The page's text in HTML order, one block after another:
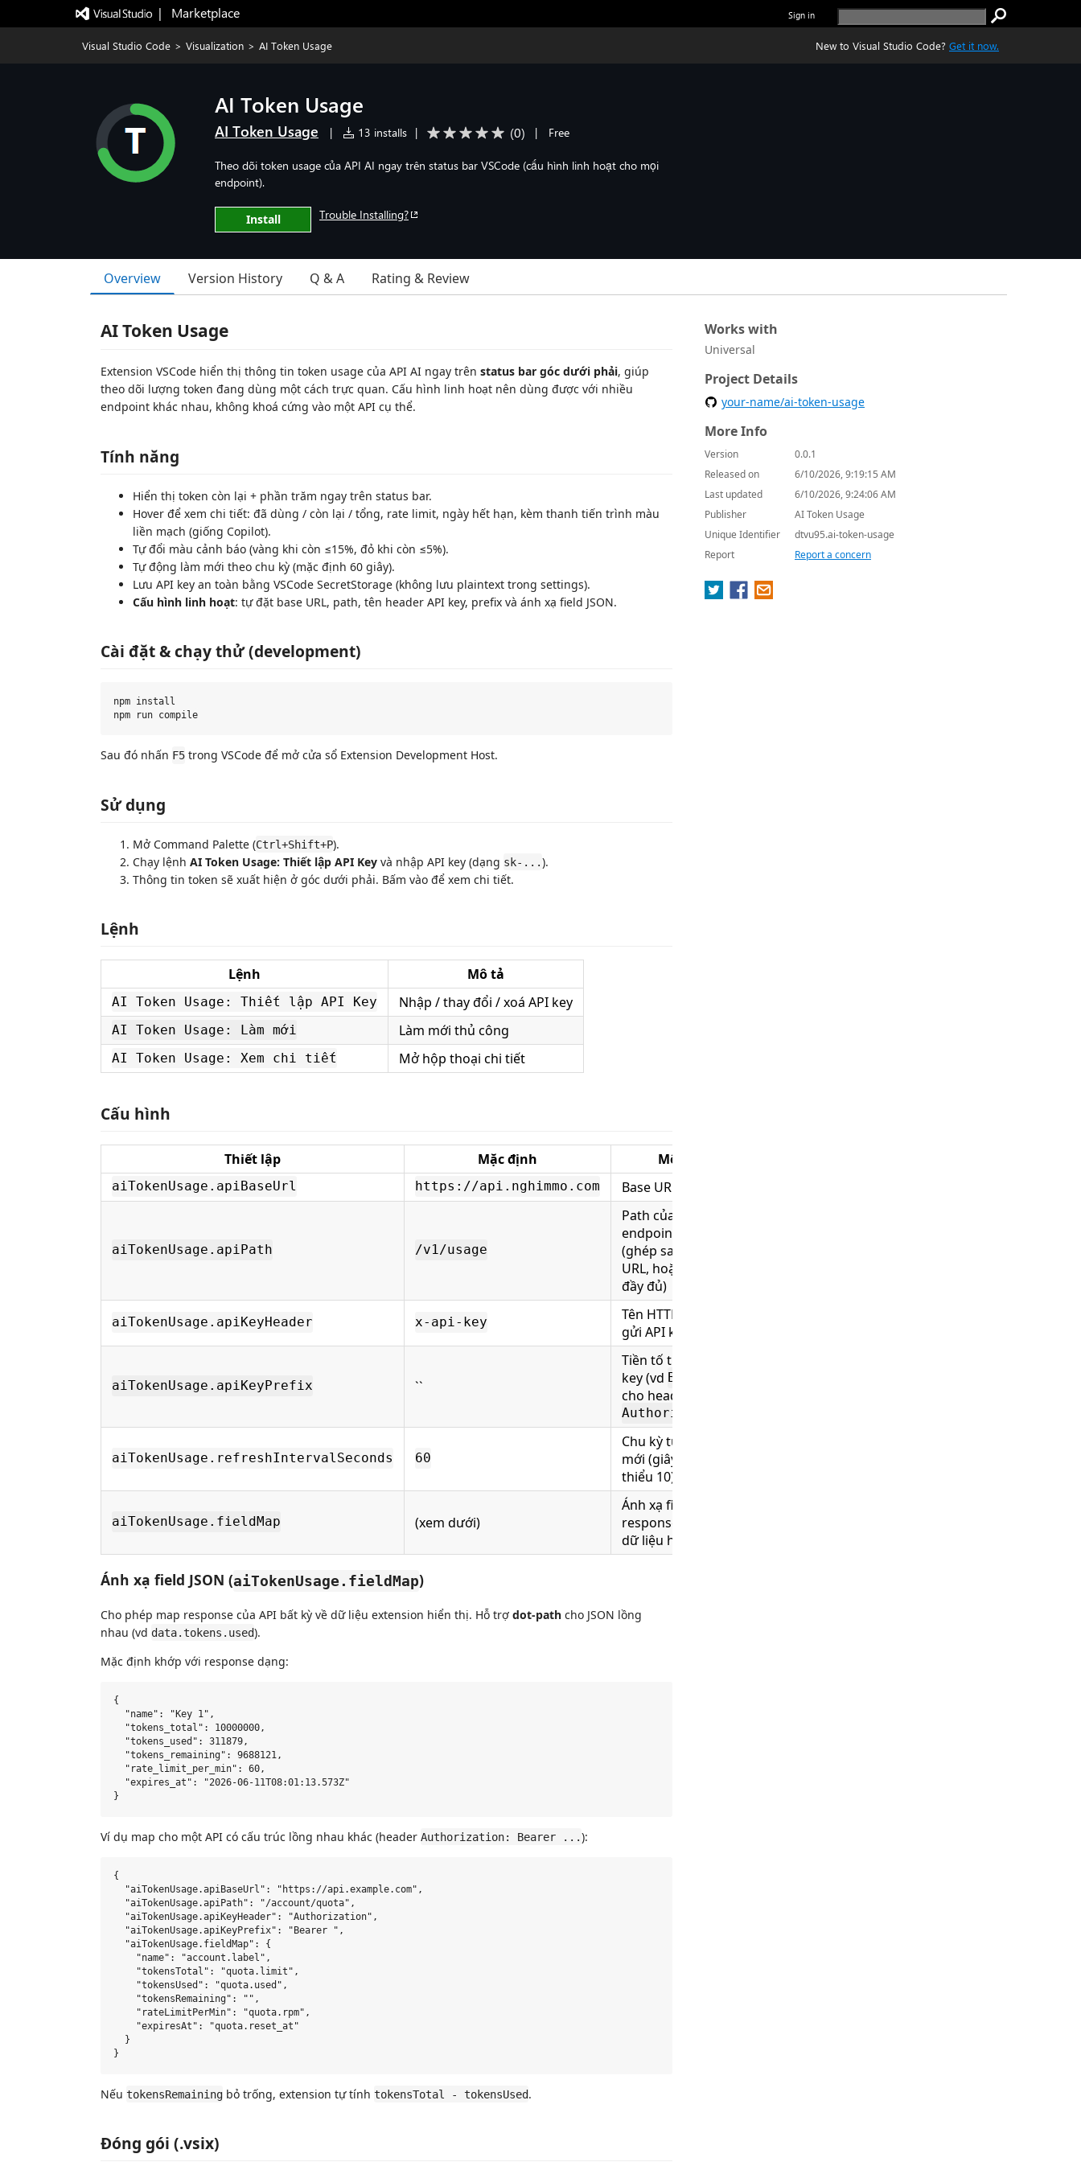
|   Marketplace Sign in
Visual Studio Code > Visualization > AI Token Usage New to Visual Studio Code? Get it now.
AI Token Usage
AI Token Usage | 13 installs | (0) | Free
Theo dõi token usage của API AI ngay trên status bar VSCode (cấu hình linh hoạt cho mọi
endpoint).
Install Trouble Installing?
Overview Version History Q & A Rating & Review
AI Token Usage
Extension VSCode hiển thị thông tin token usage của API AI ngay trên status bar góc dưới phải, giúp
theo dõi lượng token đang dùng một cách trực quan. Cấu hình linh hoạt nên dùng được với nhiều
endpoint khác nhau, không khoá cứng vào một API cụ thể.
Tính năng
Hiển thị token còn lại + phần trăm ngay trên status bar.
Hover để xem chi tiết: đã dùng / còn lại / tổng, rate limit, ngày hết hạn, kèm thanh tiến trình màu
liền mạch (giống Copilot).
Tự đổi màu cảnh báo (vàng khi còn ≤15%, đỏ khi còn ≤5%).
Tự động làm mới theo chu kỳ (mặc định 60 giây).
Lưu API key an toàn bằng VSCode SecretStorage (không lưu plaintext trong settings).
Cấu hình linh hoạt: tự đặt base URL, path, tên header API key, prefix và ánh xạ field JSON.
Cài đặt & chạy thử (development)
npm install
Sau đó nhấn F5 trong VSCode để mở cửa sổ Extension Development Host.
Sử dụng
Mở Command Palette (Ctrl+Shift+P).
Chạy lệnh AI Token Usage: Thiết lập API Key và nhập API key (dạng sk-...).
Thông tin token sẽ xuất hiện ở góc dưới phải. Bấm vào để xem chi tiết.
Lệnh
Lệnh Mô tả
AI Token Usage: Thiết lập API Key Nhập / thay đổi / xoá API key
AI Token Usage: Làm mới Làm mới thủ công
AI Token Usage: Xem chi tiết Mở hộp thoại chi tiết
Cấu hình
Thiết lập Mặc định Mô tả
aiTokenUsage.apiBaseUrl https://api.nghimmo.com Base URL của API
aiTokenUsage.apiPath /v1/usage
Path của
endpoint usage
(ghép sau base
URL, hoặc URL
đầy đủ)
aiTokenUsage.apiKeyHeader x-api-key
Tên HTTP header
gửi API key
aiTokenUsage.apiKeyPrefix ``
Tiền tố trước API
key (vd Bearer
cho header
Authorization
aiTokenUsage.refreshIntervalSeconds 60
Chu kỳ tự làm
mới (giây, tối
thiểu 10)
aiTokenUsage.fieldMap (xem dưới)
Ánh xạ field JSON
response sang
dữ liệu hiển thị
Ánh xạ field JSON (aiTokenUsage.fieldMap)
Cho phép map response của API bất kỳ về dữ liệu extension hiển thị. Hỗ trợ dot-path cho JSON lồng
nhau (vd data.tokens.used).
Mặc định khớp với response dạng:
{
  "name": "Key 1",
  "tokens_total": 10000000,
  "tokens_used": 311879,
  "tokens_remaining": 9688121,
  "rate_limit_per_min": 60,
  "expires_at": "2026-06-11T08:01:13.573Z"
Ví dụ map cho một API có cấu trúc lồng nhau khác (header Authorization: Bearer ...):
{
  "aiTokenUsage.apiBaseUrl": "https://api.example.com",
  "aiTokenUsage.apiPath": "/account/quota",
  "aiTokenUsage.apiKeyHeader": "Authorization",
  "aiTokenUsage.apiKeyPrefix": "Bearer ",
  "aiTokenUsage.fieldMap": {
    "name": "account.label",
    "tokensTotal": "quota.limit",
    "tokensUsed": "quota.used",
    "tokensRemaining": "",
    "rateLimitPerMin": "quota.rpm",
    "expiresAt": "quota.reset_at"
  }
Nếu tokensRemaining bỏ trống, extension tự tính tokensTotal - tokensUsed.
Đóng gói (.vsix)
Works with
Universal
Project Details
your-name/ai-token-usage
More Info
Version
0.0.1
Released on
6/10/2026, 9:19:15 AM
Last updated
6/10/2026, 9:24:06 AM
Publisher
AI Token Usage
Unique Identifier
dtvu95.ai-token-usage
Report
Report a concern